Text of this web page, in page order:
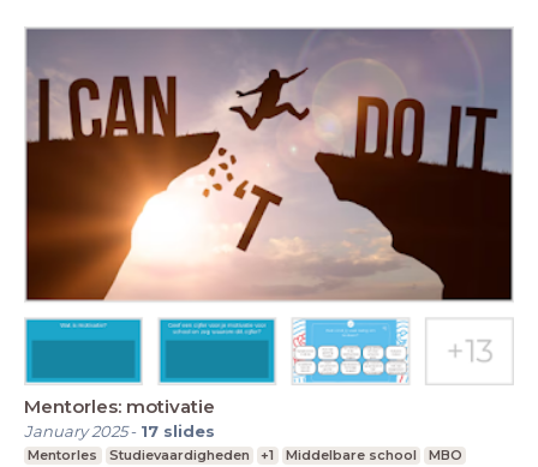
Mentorles: motivatie
January 2025- 17 slides
Mentorles Studievaardigheden +1 Middelbare school
MBO